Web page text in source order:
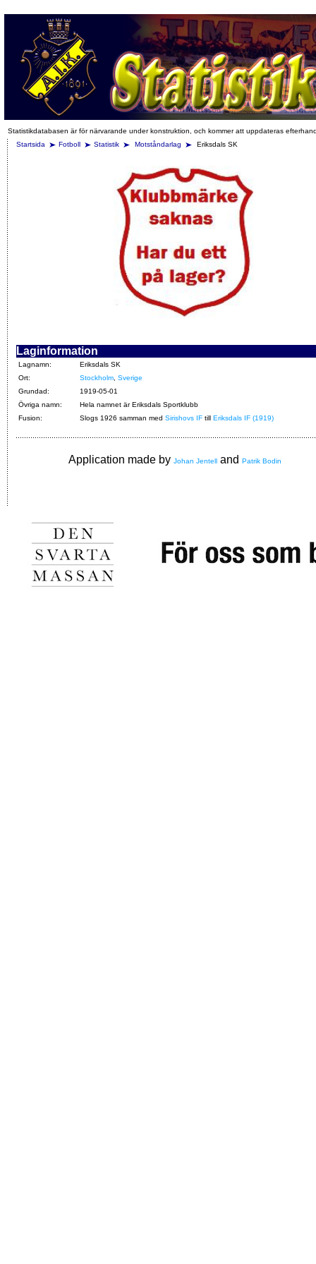
Statistikdatabasen är för närvarande under konstruktion, och kommer att uppdateras
Startsida
Fotboll Statistik Motståndarlag Eriksdals SK
Laginformation
Lagnamn:
Eriksdals SK
Ort:
Stockholm Sverige
Grundad:
1919-05-01
Övriga namn:
Hela namnet är Eriksdals Sportklubb
Fusion:
Slogs 1926 samman med Sirishovs IF till Eriksdals IF (1919)
Application made by Johan Jentell and Patrik Bodin